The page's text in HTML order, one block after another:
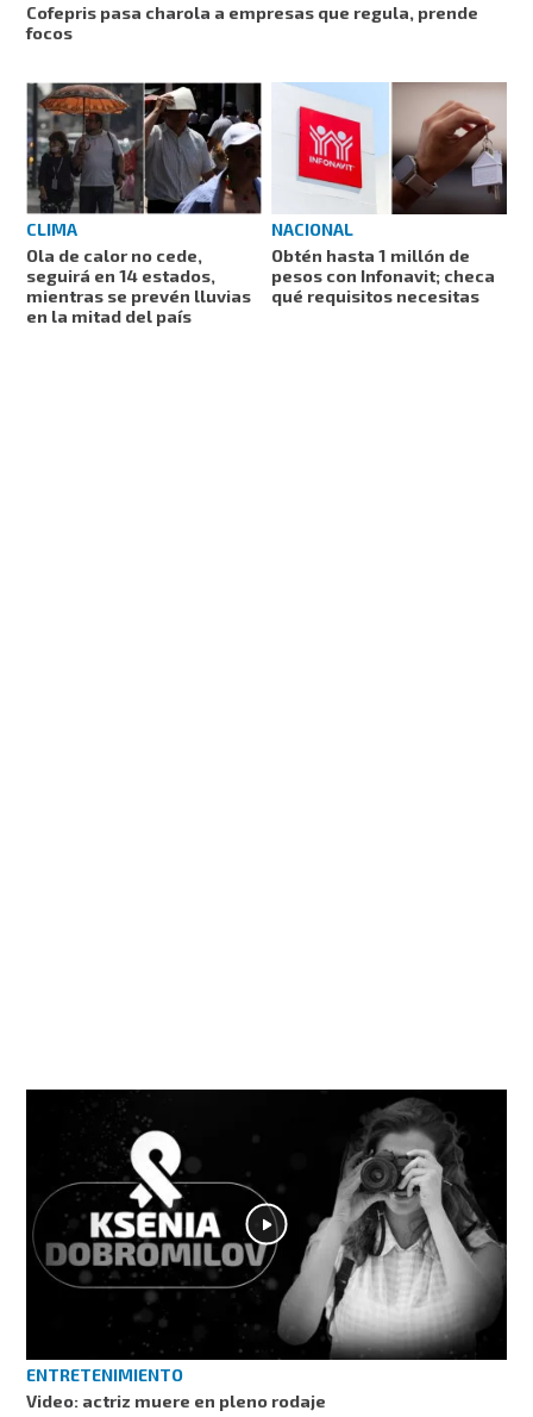
Cofepris pasa charola a empresas que regula, prende
focos
CLIMA
Ola de calor no cede,
seguirá en 14 estados,
mientras se prevén lluvias
en la mitad del país
NACIONAL
Obtén hasta 1 millón de
pesos con Infonavit; checa
qué requisitos necesitas
ENTRETENIMIENTO
Video: actriz muere en pleno rodaje